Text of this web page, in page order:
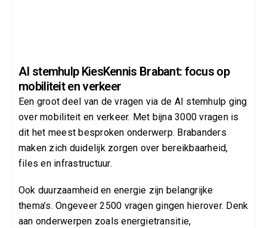
AI stemhulp KiesKennis Brabant: focus op
mobiliteit en verkeer
Een groot deel van de vragen via de AI stemhulp ging
over mobiliteit en verkeer. Met bijna 3000 vragen is
dit het meest besproken onderwerp. Brabanders
maken zich duidelijk zorgen over bereikbaarheid,
files en infrastructuur.
Ook duurzaamheid en energie zijn belangrijke
thema’s. Ongeveer 2500 vragen gingen hierover. Denk
aan onderwerpen zoals energietransitie,